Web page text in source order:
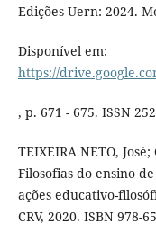
Edições Uern: 2024.
Disponível em:
https://
, p. 671 - 675. ISSN
TEIXEIRA NETO,
Filosofias do ensino
ações educativo-
CRV, 2020. ISBN 978-